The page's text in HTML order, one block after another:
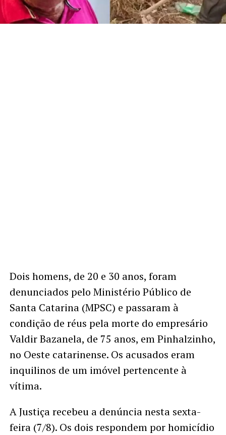
Dois homens, de 20 e 30 anos, foram
denunciados pelo Ministério Público de
Santa Catarina (MPSC) e passaram à
condição de réus pela morte do empresário
Valdir Bazanela, de 75 anos, em Pinhalzinho,
no Oeste catarinense. Os acusados eram
inquilinos de um imóvel pertencente à
vítima.
A Justiça recebeu a denúncia nesta sexta-
feira (7/8). Os dois respondem por homicídio